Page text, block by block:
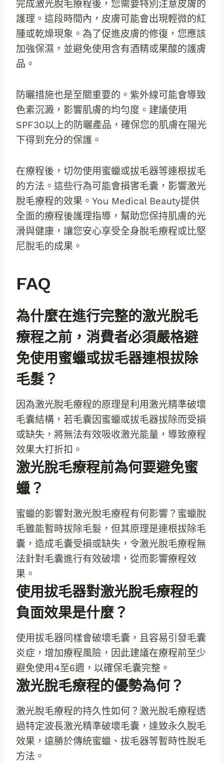
完成激光脫毛療程後，您需要特別注意皮膚的
護理。這段時間內，皮膚可能會出現輕微的紅
腫或乾燥現象。為了促進皮膚的修復，您應該
加強保濕，並避免使用含有酒精或果酸的護膚
品。
防曬措施也是至關重要的。紫外線可能會導致
色素沉澱，影響肌膚的均勻度。建議使用
SPF30以上的防曬產品，確保您的肌膚在陽光
下得到充分的保護。
在療程後，切勿使用蜜蠟或拔毛器等連根拔毛
的方法。這些行為可能會損害毛囊，影響激光
脫毛療程的效果。You Medical Beauty提供
全面的療程後護理指導，幫助您保持肌膚的光
滑與健康，讓您安心享受全身脫毛療程或比堅
尼脫毛的成果。
FAQ
為什麼在進行完整的激光脫毛
療程之前，消費者必須嚴格避
免使用蜜蠟或拔毛器連根拔除
毛髮？
因為激光脫毛療程的原理是利用激光精準破壞
毛囊結構，若毛囊因蜜蠟或拔毛器拔除而受損
或缺失，將無法有效吸收激光能量，導致療程
效果大打折扣。
激光脫毛療程前為何要避免蜜
蠟？
蜜蠟的影響對激光脫毛療程有何影響？蜜蠟脫
毛雖能暫時拔除毛髮，但其原理是連根拔除毛
囊，造成毛囊受損或缺失，令激光脫毛療程無
法針對毛囊進行有效破壞，從而影響療程效
果。
使用拔毛器對激光脫毛療程的
負面效果是什麼？
使用拔毛器同樣會破壞毛囊，且容易引發毛囊
炎症，增加療程風險，因此建議在療程前至少
避免使用4至6週，以確保毛囊完整。
激光脫毛療程的優勢為何？
激光脫毛療程的持久性如何？激光脫毛療程透
過特定波長激光精準破壞毛囊，達致永久脫毛
效果，遠勝於傳統蜜蠟、拔毛器等暫時性脫毛
方法。